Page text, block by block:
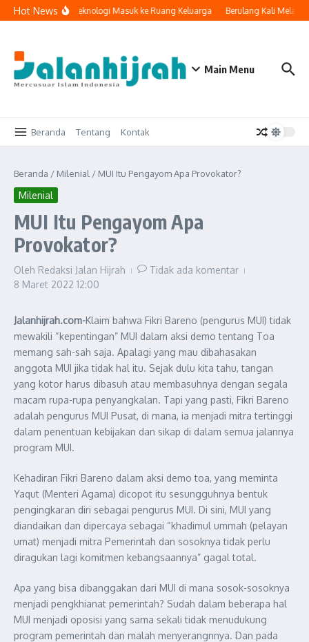
Lewati ke konten
Hot NewsKetika Teknologi Masuk ke Ruang Keluarga Berulang Kali
Main Menu
Beranda Tentang Kontak
Beranda / Milenial / MUI Itu Pengayom Apa Provokator?
Milenial
MUI Itu Pengayom Apa
Provokator?
Oleh Redaksi Jalan Hijrah
Tidak ada komentar
8 Maret 2022 12:00
Jalanhijrah.com-Klaim bahwa Fikri Bareno (pengurus MUI) tidak
mewakili “kepentingan” MUI dalam aksi demo tentang Toa
memang sah-sah saja. Apalagi yang mau dibahasakan
anggota MUI jika tidak hal itu. Sejak dulu kita tahu, tangan
yang kotor harus dibasuh atau membasuhnya dengan segala
macam rupa-rupa penyangkalan. Tapi yang pasti, Fikri Bareno
adalah pengurus MUI Pusat, di mana, ia menjadi mitra tertinggi
dalam penentuan kebijakan dan sikap di dalam semua jalannya
program MUI.
Kehadiran Fikri Bareno dalam aksi demo toa, yang meminta
Yaqut (Menteri Agama) dicopot itu sesungguhnya bentuk
pengingkaran diri sebagai pengurus MUI. Di sini, MUI yang
diandaikan dan dipercaya sebagai “khadimul ummah (pelayan
umat) menjadi mitra Pemerintah dan sosoknya tidak perlu
diragukan lagi komitmen kebangsaannya” gagal total.
Apa yang bisa dibanggakan dari MUI di mana sosok-sosoknya
menjadi pengkhianat pemerintah? Sudah dalam beberapa hal
MUI menjadi oposisi yang sama sekali tidak menudukung
program pemerintah dan malah menyerangnnya. Dan pada